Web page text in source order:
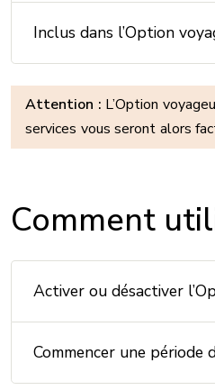
Inclus dans l’Option
Attention : L’Option
services vous seront alors
Comment
Activer ou désactiver
Commencer une période